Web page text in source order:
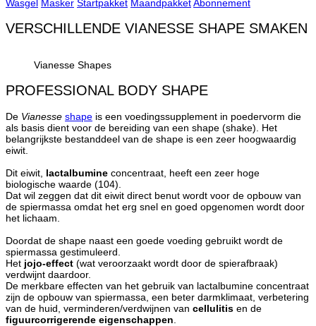
Wasgel Masker Startpakket MaandpakketAbonnement
VERSCHILLENDE VIANESSE SHAPE SMAKEN
Vianesse Shapes
PROFESSIONAL BODY SHAPE
De Vianesse shape is een voedingssupplement in poedervorm die
als basis dient voor de bereiding van een shape (shake). Het
belangrijkste bestanddeel van de shape is een zeer hoogwaardig
eiwit.
Dit eiwit, lactalbumine concentraat, heeft een zeer hoge
biologische waarde (104).
Dat wil zeggen dat dit eiwit direct benut wordt voor de opbouw van
de spiermassa omdat het erg snel en goed opgenomen wordt door
het lichaam.
Doordat de shape naast een goede voeding gebruikt wordt de
spiermassa gestimuleerd.
Het jojo-effect (wat veroorzaakt wordt door de spierafbraak)
verdwijnt daardoor.
De merkbare effecten van het gebruik van lactalbumine concentraat
zijn de opbouw van spiermassa, een beter darmklimaat, verbetering
van de huid, verminderen/verdwijnen van cellulitis en de
figuurcorrigerende eigenschappen